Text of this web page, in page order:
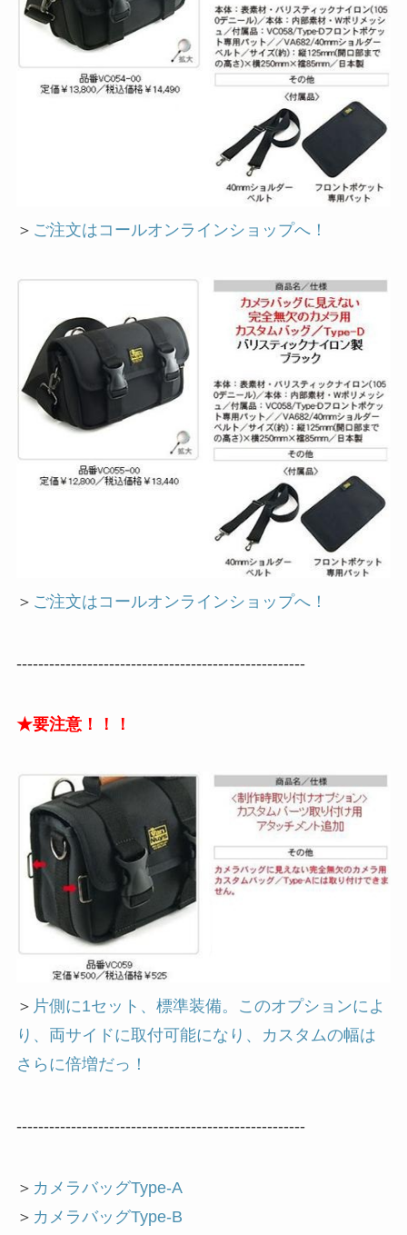
＞ ご注文はコールオンラインショップへ！
＞ ご注文はコールオンラインショップへ！
-----------------------------------------------------
★要注意！！！
＞ 片側に1セット、標準装備。このオプションによ
り、両サイドに取付可能になり、カスタムの幅は
さらに倍増だっ！
-----------------------------------------------------
＞ カメラバッグType-A
＞ カメラバッグType-B